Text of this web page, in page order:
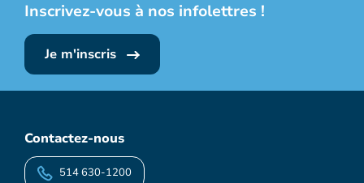
Inscrivez-vous à nos infolettres !
Je m'inscris
Contactez-nous
514 630-1200